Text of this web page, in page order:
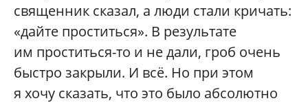
священник сказал, а люди стали кричать:
«дайте проститься». В результате
им проститься-то и не дали, гроб очень
быстро закрыли. И всё. Но при этом
я хочу сказать, что это было абсолютно